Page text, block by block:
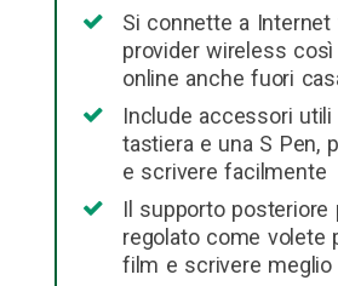
Si connette a Internet
provider wireless
online anche fuori
Include accessori
tastiera e una S Pen,
e scrivere facilmente
Il supporto posteriore
regolato come volete
film e scrivere meglio